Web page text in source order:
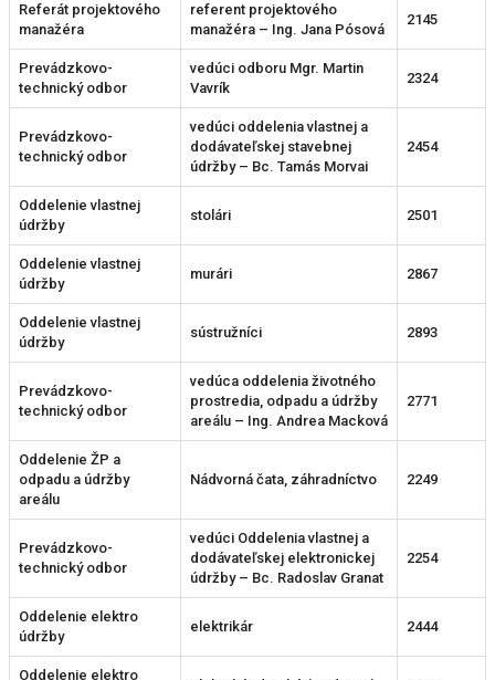
Referát projektového
manažéra
referent projektového
manažéra – Ing. Jana Pósová
2145
Prevádzkovo-
technický odbor
vedúci odboru Mgr. Martin
Vavrík
2324
Prevádzkovo-
technický odbor
vedúci oddelenia vlastnej a
dodávateľskej stavebnej
údržby – Bc. Tamás Morvai
2454
Oddelenie vlastnej
údržby
stolári 2501
Oddelenie vlastnej
údržby
murári 2867
Oddelenie vlastnej
údržby
sústružníci 2893
Prevádzkovo-
technický odbor
vedúca oddelenia životného
prostredia, odpadu a údržby
areálu – Ing. Andrea Macková
2771
Oddelenie ŽP a
odpadu a údržby
areálu
Nádvorná čata, záhradníctvo 2249
Prevádzkovo-
technický odbor
vedúci Oddelenia vlastnej a
dodávateľskej elektronickej
údržby – Bc. Radoslav Granat
2254
Oddelenie elektro
údržby
elektrikár 2444
Oddelenie elektro